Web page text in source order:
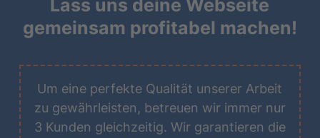
Lass uns deine Webseite
gemeinsam profitabel machen!
Um eine perfekte Qualität unserer Arbeit
zu gewährleisten, betreuen wir immer nur
3 Kunden gleichzeitig. Wir garantieren die